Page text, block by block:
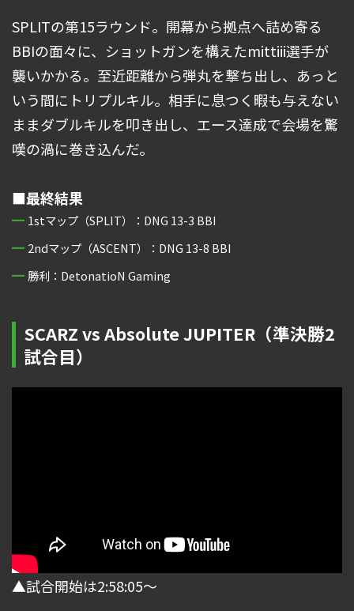
SPLITの第15ラウンド。開幕から拠点へ詰め寄る
BBIの面々に、ショットガンを構えたmittiii選手が
襲いかかる。至近距離から弾丸を撃ち出し、あっと
いう間にトリプルキル。相手に息つく暇も与えない
ままダブルキルを叩き出し、エース達成で会場を驚
嘆の渦に巻き込んだ。
■最終結果
1stマップ（SPLIT）：DNG 13-3 BBI
2ndマップ（ASCENT）：DNG 13-8 BBI
勝利：DetonatioN Gaming
SCARZ vs Absolute JUPITER（準決勝2
試合目）
▲試合開始は2:58:05～